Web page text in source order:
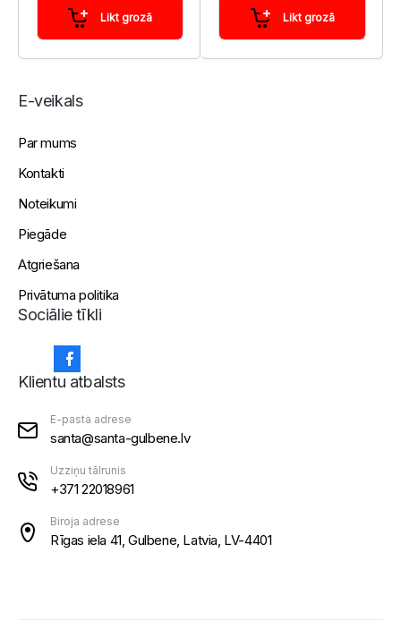
Likt grozā Likt grozā
E-veikals
Par mums
Kontakti
Noteikumi
Piegāde
Atgriešana
Privātuma politika
Sociālie tīkli
Klientu atbalsts
E-pasta adrese
santa@santa-gulbene.lv
Uzziņu tālrunis
+371 22018961
Biroja adrese
Rīgas iela 41, Gulbene, Latvia, LV-4401